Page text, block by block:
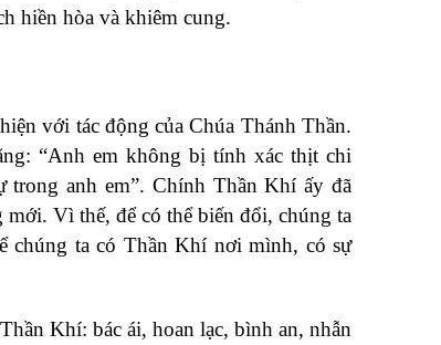
hiền hòa và khiêm cung.
với tác động của Chúa Thánh Thần.
“Anh em không bị tính xác thịt chi
anh em”. Chính Thần Khí ấy đã
Vì thế, để có thể biến đổi, chúng ta
chúng ta có Thần Khí nơi mình, có sự
Khí: bác ái, hoan lạc, bình an, nhẫn